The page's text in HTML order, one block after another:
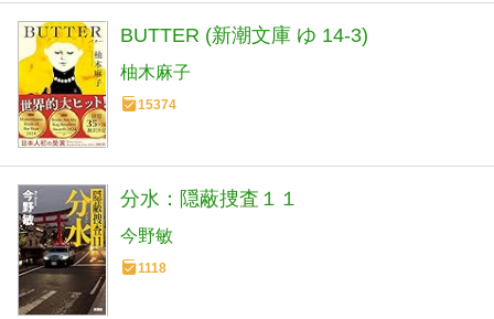
BUTTER (新潮文庫 ゆ 14-3)
柚木麻子
15374
分水：隠蔽捜査１１
今野敏
1118